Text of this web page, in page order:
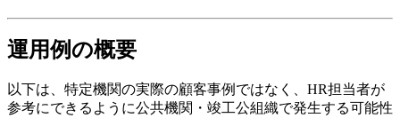
運用例の概要
以下は、特定機関の実際の顧客事例ではなく、HR担当者が
参考にできるように公共機関・竣工公組織で発生する可能性